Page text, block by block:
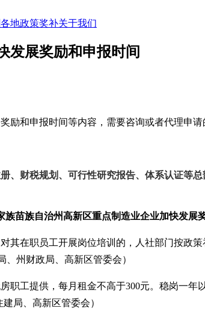
各地政策奖补关于我们
发展奖励和申报时间
励和申报时间等内容 ，需要咨询或者代理申
、财税规划、可行性研究报告、体系认证等总
族苗族自治州高新区重点制造业企业加快发展
其在职员工开展岗位培训的，人社部门按政策
、州财政局、高新区管委会）
职工提供，每月租金不高于300元。稳岗一
局、高新区管委会）